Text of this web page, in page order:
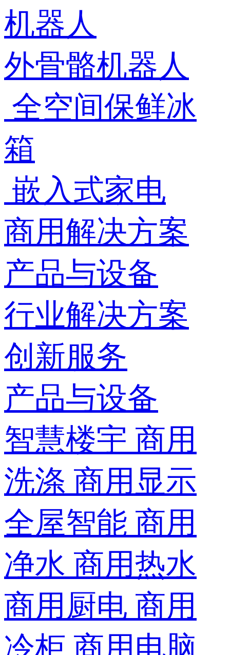
机器人
外骨骼机器人
全空间保鲜冰
箱
嵌入式家电
商用解决方案
产品与设备
行业解决方案
创新服务
产品与设备
智慧楼宇 商用
洗涤 商用显示
全屋智能 商用
净水 商用热水
商用厨电 商用
冷柜 商用电脑